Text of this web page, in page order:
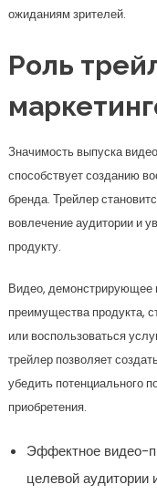
ожиданиям зрителей.
Роль
Значимость выпуска
способствует созданию
бренда. Трейлер
вовлечение аудитории и
продукту.
Видео, демонстрирующее
преимущества продукта,
или воспользоваться
трейлер позволяет
убедить потенциального
приобретения.
Эффектное видео-
целевой аудитории